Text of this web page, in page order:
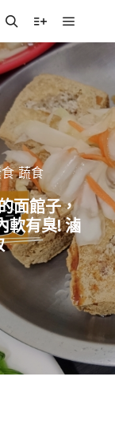
SearchMore info
Main
蔬食
面館子，
軟有臭! 滷